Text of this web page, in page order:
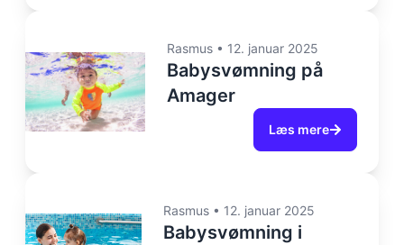
Rasmus• 12. januar 2025
Babysvømning på
Amager
Læs mere
Rasmus• 12. januar 2025
Babysvømning i